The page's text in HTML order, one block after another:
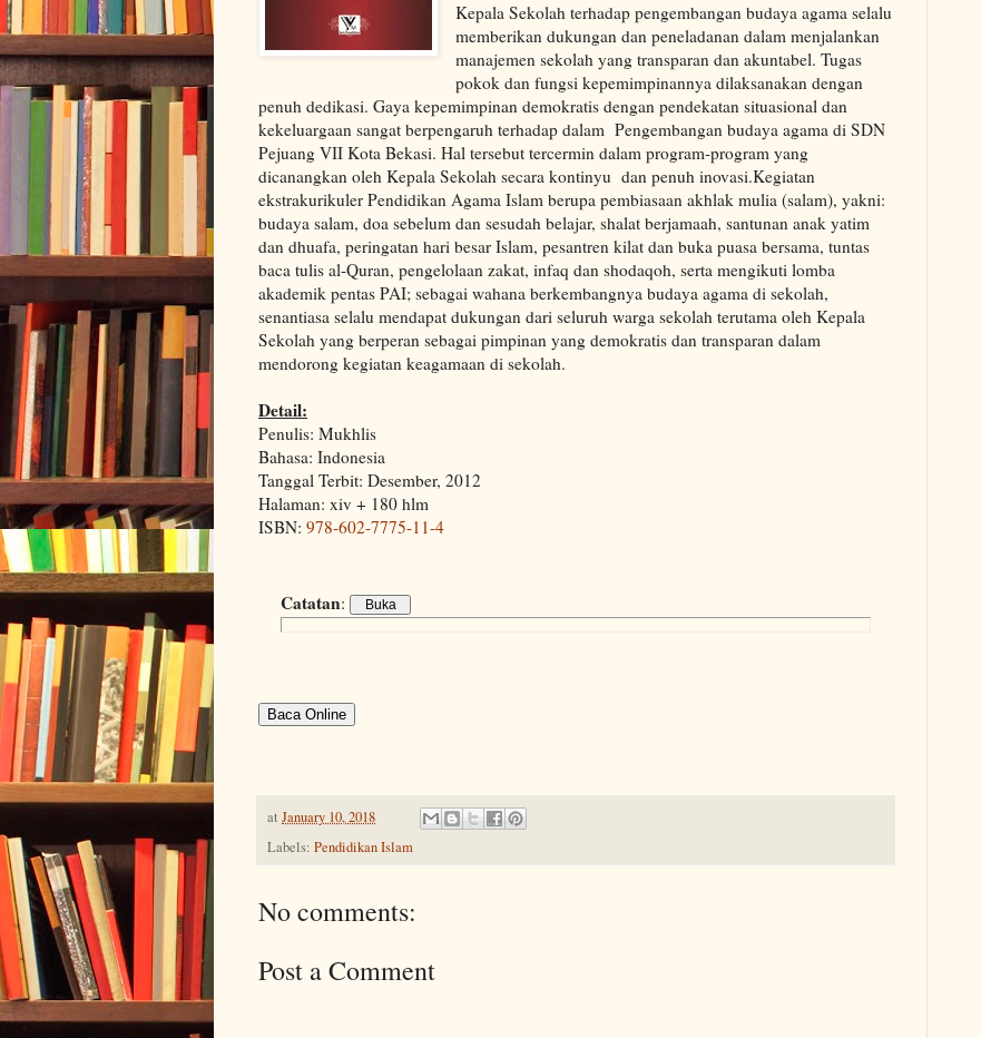
Kepala Sekolah terhadap pengembangan budaya agama selalu
memberikan dukungan dan peneladanan dalam menjalankan
manajemen sekolah yang transparan dan akuntabel. Tugas
pokok dan fungsi kepemimpinannya dilaksanakan dengan
penuh dedikasi. Gaya kepemimpinan demokratis dengan pendekatan situasional dan
kekeluargaan sangat berpengaruh terhadap dalam Pengembangan budaya agama di SDN
Pejuang VII Kota Bekasi. Hal tersebut tercermin dalam program-program yang
dicanangkan oleh Kepala Sekolah secara kontinyu dan penuh inovasi.Kegiatan
ekstrakurikuler Pendidikan Agama Islam berupa pembiasaan akhlak mulia (salam), yakni:
budaya salam, doa sebelum dan sesudah belajar, shalat berjamaah, santunan anak yatim
dan dhuafa, peringatan hari besar Islam, pesantren kilat dan buka puasa bersama, tuntas
baca tulis al-Quran, pengelolaan zakat, infaq dan shodaqoh, serta mengikuti lomba
akademik pentas PAI; sebagai wahana berkembangnya budaya agama di sekolah,
senantiasa selalu mendapat dukungan dari seluruh warga sekolah terutama oleh Kepala
Sekolah yang berperan sebagai pimpinan yang demokratis dan transparan dalam
mendorong kegiatan keagamaan di sekolah.
Detail:
Penulis: Mukhlis
Bahasa: Indonesia
Tanggal Terbit: Desember, 2012
Halaman: xiv + 180 hlm
ISBN: 978-602-7775-11-4
Catatan:
Baca Online
at January 10, 2018
Labels: Pendidikan Islam
No comments:
Post a Comment